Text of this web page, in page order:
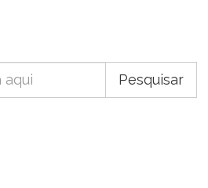
Pesquisar